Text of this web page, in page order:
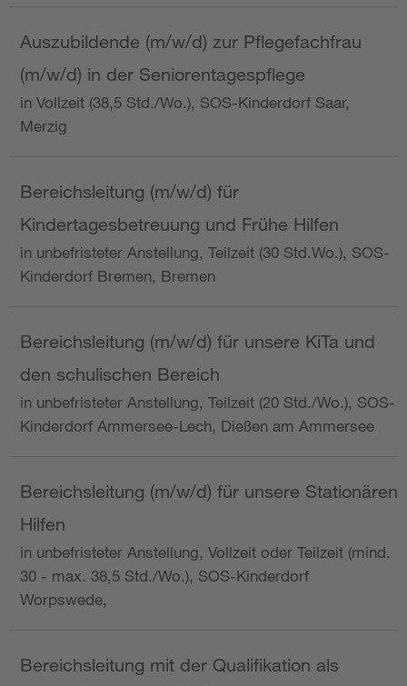
Auszubildende (m/w/d) zur Pflegefachfrau
(m/w/d) in der Seniorentagespflege
in Vollzeit (38,5 Std./Wo.), SOS-Kinderdorf Saar,
Merzig
Bereichsleitung (m/w/d) für
Kindertagesbetreuung und Frühe Hilfen
in unbefristeter Anstellung, Teilzeit (30 Std.Wo.), SOS-
Kinderdorf Bremen, Bremen
Bereichsleitung (m/w/d) für unsere KiTa und
den schulischen Bereich
in unbefristeter Anstellung, Teilzeit (20 Std./Wo.), SOS-
Kinderdorf Ammersee-Lech, Dießen am Ammersee
Bereichsleitung (m/w/d) für unsere Stationären
Hilfen
in unbefristeter Anstellung, Vollzeit oder Teilzeit (mind.
30 - max. 38,5 Std./Wo.), SOS-Kinderdorf
Worpswede,
Bereichsleitung mit der Qualifikation als